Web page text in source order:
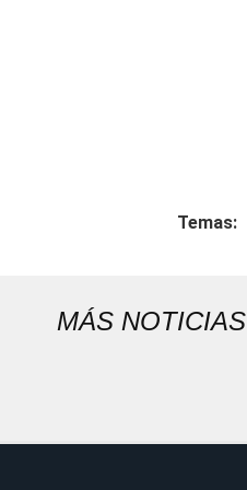
Temas:
MÁS NOTICIAS